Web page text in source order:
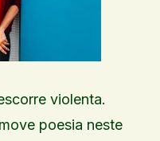
violenta.
poesia neste